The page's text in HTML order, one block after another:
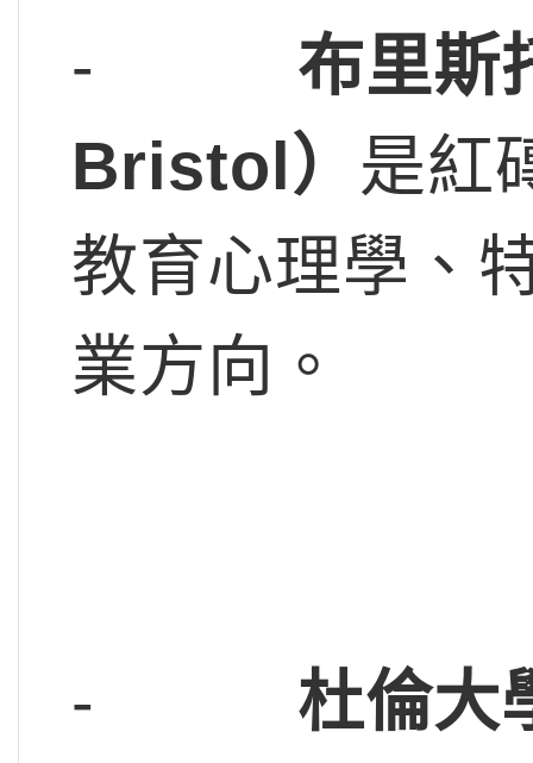
- 布里斯
Bristol） 是紅
教育心理學、
業方向。
- 杜倫大